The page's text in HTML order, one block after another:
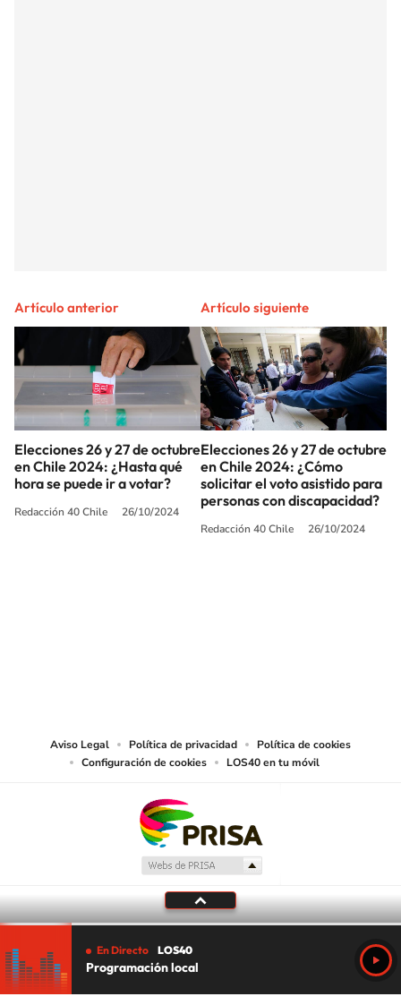
Artículo anterior
Elecciones 26 y 27 de octubre
en Chile 2024: ¿Hasta qué
hora se puede ir a votar?
Redacción 40 Chile 26/10/2024
Artículo siguiente
Elecciones 26 y 27 de octubre
en Chile 2024: ¿Cómo
solicitar el voto asistido para
personas con discapacidad?
Redacción 40 Chile 26/10/2024
Aviso Legal Política de privacidad
Política de cookies
Configuración de cookies
LOS40 en tu móvil
En Directo LOS40
Programación local